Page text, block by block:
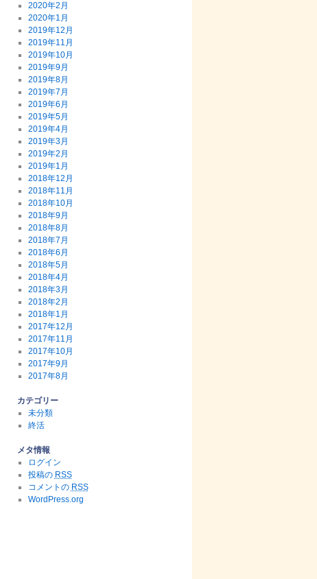
2020年2月
2020年1月
2019年12月
2019年11月
2019年10月
2019年9月
2019年8月
2019年7月
2019年6月
2019年5月
2019年4月
2019年3月
2019年2月
2019年1月
2018年12月
2018年11月
2018年10月
2018年9月
2018年8月
2018年7月
2018年6月
2018年5月
2018年4月
2018年3月
2018年2月
2018年1月
2017年12月
2017年11月
2017年10月
2017年9月
2017年8月
カテゴリー
未分類
終活
メタ情報
ログイン
投稿の RSS
コメントの RSS
WordPress.org